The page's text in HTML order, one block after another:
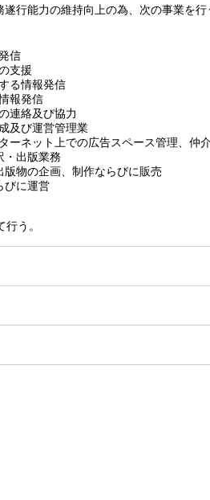
行能力の維持向上の為、次の事業を行
信
支援
る情報発信
報発信
連絡及び協力
及び運営管理業
ーネット上での広告スペース管理、仲
・出版業務
物の企画、制作ならびに販売
びに運営
う。